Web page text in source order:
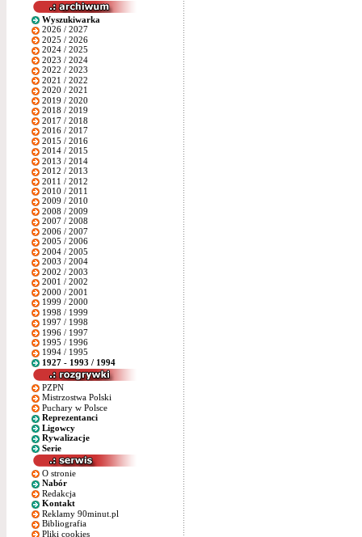
Wyszukiwarka
2026 / 2027
2025 / 2026
2024 / 2025
2023 / 2024
2022 / 2023
2021 / 2022
2020 / 2021
2019 / 2020
2018 / 2019
2017 / 2018
2016 / 2017
2015 / 2016
2014 / 2015
2013 / 2014
2012 / 2013
2011 / 2012
2010 / 2011
2009 / 2010
2008 / 2009
2007 / 2008
2006 / 2007
2005 / 2006
2004 / 2005
2003 / 2004
2002 / 2003
2001 / 2002
2000 / 2001
1999 / 2000
1998 / 1999
1997 / 1998
1996 / 1997
1995 / 1996
1994 / 1995
1927 - 1993 / 1994
PZPN
Mistrzostwa Polski
Puchary w Polsce
Reprezentanci
Ligowcy
Rywalizacje
Serie
O stronie
Nabór
Redakcja
Kontakt
Reklamy 90minut.pl
Bibliografia
Pliki cookies